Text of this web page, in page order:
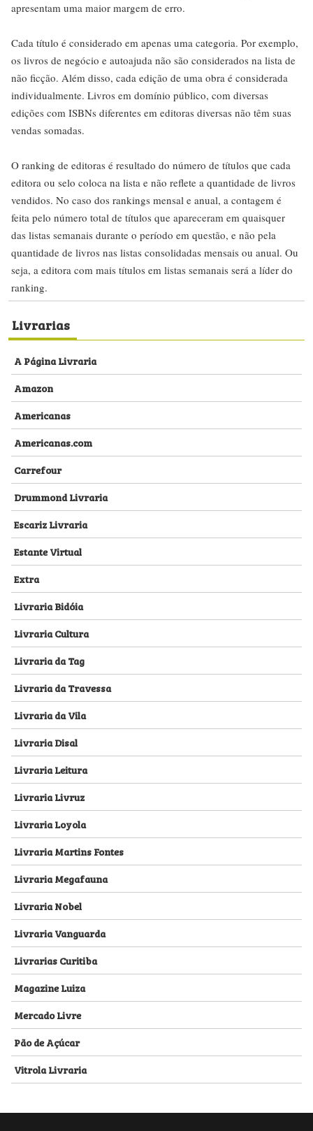
apresentam uma maior margem de erro.
Cada título é considerado em apenas uma categoria. Por exemplo,
os livros de negócio e autoajuda não são considerados na lista de
não ficção. Além disso, cada edição de uma obra é considerada
individualmente. Livros em domínio público, com diversas
edições com ISBNs diferentes em editoras diversas não têm suas
vendas somadas.
O ranking de editoras é resultado do número de títulos que cada
editora ou selo coloca na lista e não reflete a quantidade de livros
vendidos. No caso dos rankings mensal e anual, a contagem é
feita pelo número total de títulos que apareceram em quaisquer
das listas semanais durante o período em questão, e não pela
quantidade de livros nas listas consolidadas mensais ou anual. Ou
seja, a editora com mais títulos em listas semanais será a líder do
ranking.
Livrarias
A Página Livraria
Amazon
Americanas
Americanas.com
Carrefour
Drummond Livraria
Escariz Livraria
Estante Virtual
Extra
Livraria Bidóia
Livraria Cultura
Livraria da Tag
Livraria da Travessa
Livraria da Vila
Livraria Disal
Livraria Leitura
Livraria Livruz
Livraria Loyola
Livraria Martins Fontes
Livraria Megafauna
Livraria Nobel
Livraria Vanguarda
Livrarias Curitiba
Magazine Luiza
Mercado Livre
Pão de Açúcar
Vitrola Livraria